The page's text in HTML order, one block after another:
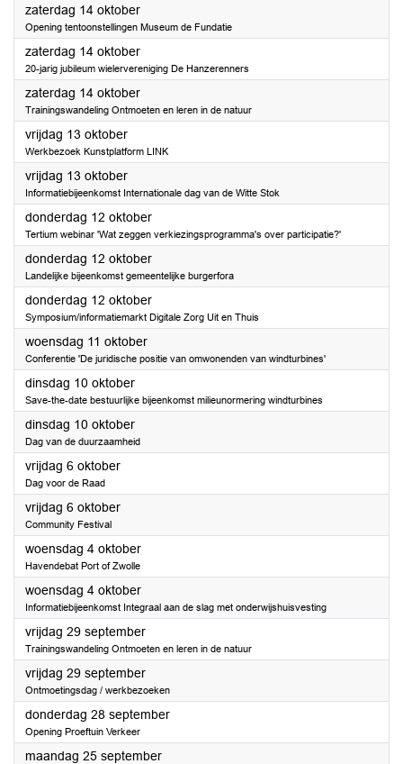
zaterdag 14 oktober2023
Opening tentoonstellingen Museum de Fundatie
zaterdag 14 oktober2023
20-jarig jubileum wielervereniging De Hanzerenners
zaterdag 14 oktober2023
Trainingswandeling Ontmoeten en leren in de natuur
vrijdag 13 oktober2023
Werkbezoek Kunstplatform LINK
vrijdag 13 oktober2023
Informatiebijeenkomst Internationale dag van de Witte Stok
donderdag 12 oktober2023
Tertium webinar 'Wat zeggen verkiezingsprogramma's over participatie?'
donderdag 12 oktober2023
Landelijke bijeenkomst gemeentelijke burgerfora
donderdag 12 oktober2023
Symposium/informatiemarkt Digitale Zorg Uit en Thuis
woensdag 11 oktober2023
Conferentie 'De juridische positie van omwonenden van windturbines'
dinsdag 10 oktober2023
Save-the-date bestuurlijke bijeenkomst milieunormering windturbines
dinsdag 10 oktober2023
Dag van de duurzaamheid
vrijdag 6 oktober2023
Dag voor de Raad
vrijdag 6 oktober2023
Community Festival
woensdag 4 oktober2023
Havendebat Port of Zwolle
woensdag 4 oktober2023
Informatiebijeenkomst Integraal aan de slag met onderwijshuisvesting
vrijdag 29 september2023
Trainingswandeling Ontmoeten en leren in de natuur
vrijdag 29 september2023
Ontmoetingsdag / werkbezoeken
donderdag 28 september2023
Opening Proeftuin Verkeer
maandag 25 september2023